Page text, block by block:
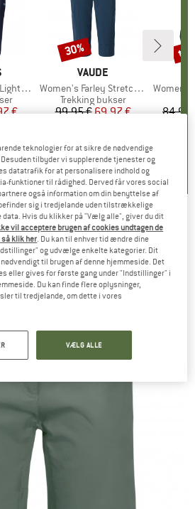
Shorts
pris
€
(1)
MÆRKE
VAUDE
Artikel
Women's Farley Stretch Capri III
Produktgruppe
Trekking bukser
Pris
99,95 €Nedsat pris
69,97 €
4,9(18)
Rabat
30%
Artikel
Women's
84,95
til
Women's Activate Track
teknologier for at sikre de nødvendige
tilbyder vi supplerende tjenester og
datatrafik for at personalisere indhold og
funktioner til rådighed. Derved får vores social
også information om din benyttelse af
sig i tredjelande uden tilstrækkelige
Hvis du klikker på "Vælg alle", giver du dit
vil acceptere brugen af cookies undtagen de
klik her . Du kan til enhver tid ændre dine
og udvælge enkelte kategorier. Dit
til brugen af denne hjemmeside. Det
eller gives for første gang under "Indstillinger" i
Du kan finde flere oplysninger,
til tredjelande, om dette i vores
VÆLG ALLE